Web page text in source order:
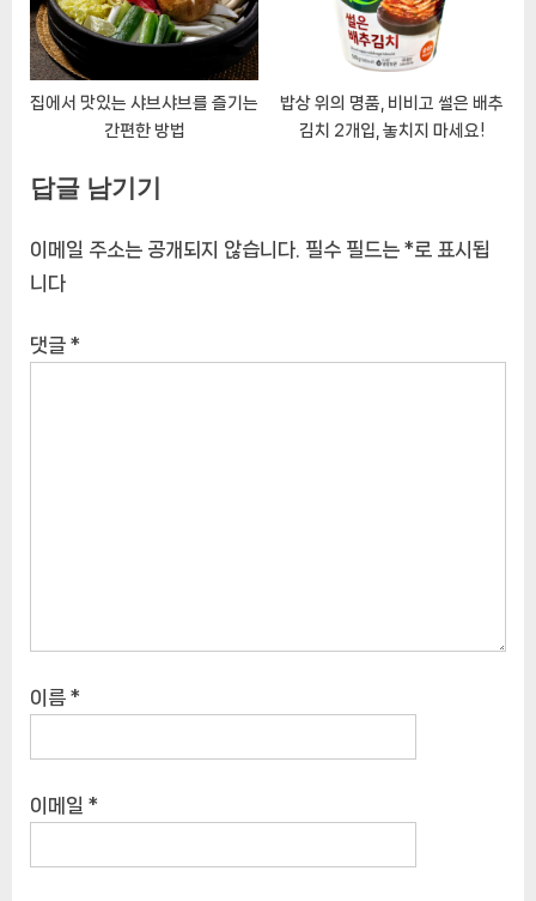
집에서 맛있는 샤브샤브를 즐기는
간편한 방법
밥상 위의 명품, 비비고 썰은 배추
김치 2개입, 놓치지 마세요!
답글 남기기
이메일 주소는 공개되지 않습니다. 필수 필드는 *로 표시됩
니다
댓글 *
이름 *
이메일 *